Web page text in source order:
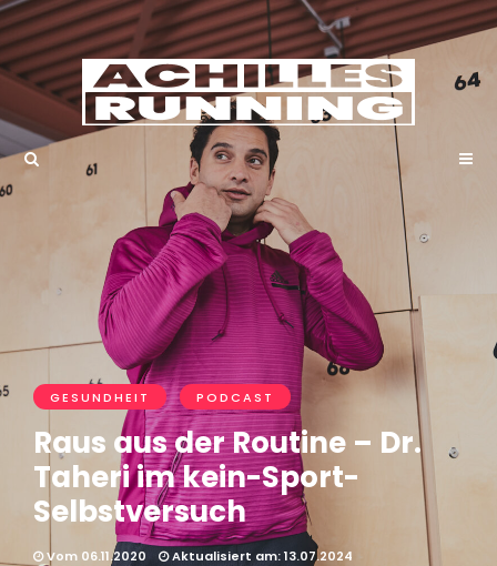
GESUNDHEIT PODCAST
Raus aus der Routine – Dr.
Taheri im kein-Sport-
Selbstversuch
Vom 06.11.2020
Aktualisiert am: 13.07.2024